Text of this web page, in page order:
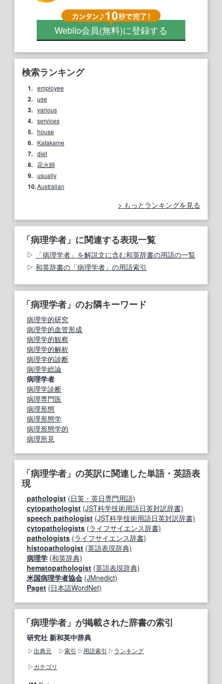
Weblio会員(無料)に登録する
検索ランキング
1. employee
2. use
3. various
4. services
5. house
6. Katakame
7. diet
8. 花火師
9. usually
10.Australian
もっとランキングを見る
「病理学者」に関連する表現一覧
「病理学者」を解説文に含む和英辞書の用語の一覧
和英辞書の「病理学者」の用語索引
「病理学者」のお隣キーワード
病理学的研究
病理学的血管形成
病理学的観察
病理学的解析
病理学的診断
病理学総論
病理学者
病理学診断
病理専門医
病理形態
病理形態学
病理形態学的
病理所見
「病理学者」の英訳に関連した単語・英語表
現
pathologist (日英・英日専門用語)
cytopathologist (JST科学技術用語日英対訳辞書)
speech pathologist (JST科学技術用語日英対訳辞書)
cytopathologists (ライフサイエンス辞書)
pathologists (ライフサイエンス辞書)
histopathologist (英語表現辞典)
病理学 (和英辞典)
hematopathologist (英語表現辞典)
米国病理学者協会 (JMnedict)
Paget (日本語WordNet)
「病理学者」が掲載された辞書の索引
研究社 新和英中辞典
出典元 索引 用語索引
ランキング
カテゴリ